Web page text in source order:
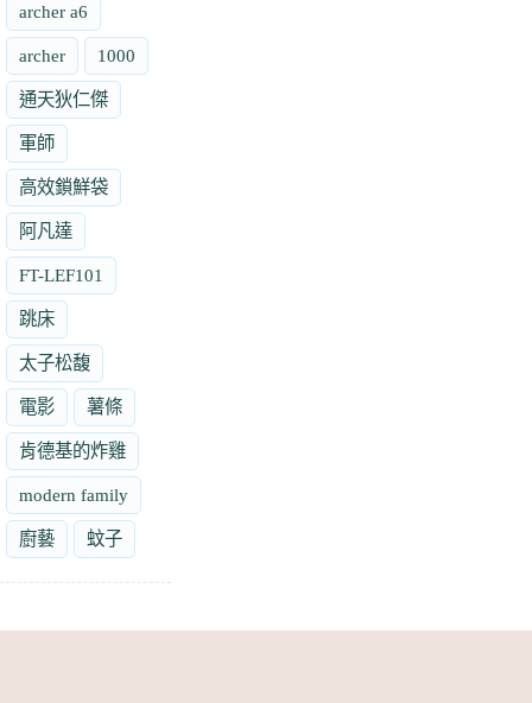
archer a6
archer 1000
通天狄仁傑
軍師
高效鎖鮮袋
阿凡達
FT-LEF101
跳床
太子松馥
電影 薯條
肯德基的炸雞
modern family
廚藝 蚊子